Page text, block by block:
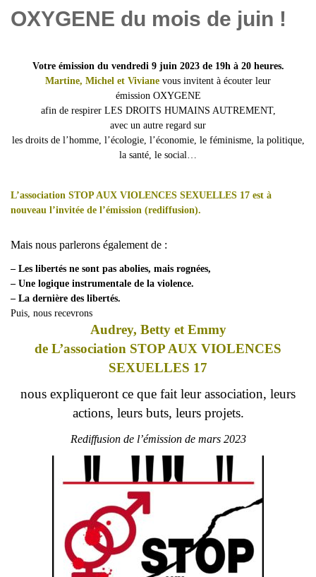
OXYGENE du mois de juin !
Votre émission duvendredi 9 juin 2023 de 19h à 20 heures.
Martine, Michel et Viviane vous invitent à écouter leur
émission OXYGENE
afin de respirer LES DROITS HUMAINS AUTREMENT,
avec un autre regard sur
les droits de l’homme, l’écologie, l’économie, le féminisme, la politique,
la santé, le social…
L’association STOP AUX VIOLENCES SEXUELLES 17 est à
nouveau l’invitée de l’émission (rediffusion).
Mais nous parlerons également de :
– Les libertés ne sont pas abolies, mais rognées,
– Une logique instrumentale de la violence.
– La dernière des libertés.
Puis, nous recevrons
Audrey, Betty et Emmy
de L’association STOP AUX VIOLENCES
SEXUELLES 17
nous expliqueront ce que fait leur association, leurs
actions, leurs buts, leurs projets.
Rediffusion de l’émission de mars 2023